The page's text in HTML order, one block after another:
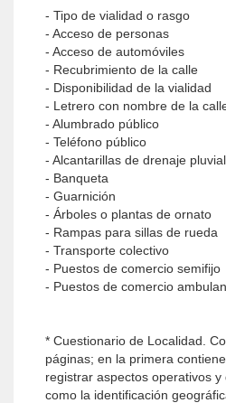
- Tipo de vialidad o rasgo
- Acceso de personas
- Acceso de automóviles
- Recubrimiento de la calle
- Disponibilidad de la vialidad
- Letrero con nombre de la
- Alumbrado público
- Teléfono público
- Alcantarillas de drenaje pluvial
- Banqueta
- Guarnición
- Árboles o plantas de ornato
- Rampas para sillas de rueda
- Transporte colectivo
- Puestos de comercio semifijo
- Puestos de comercio
* Cuestionario de Localidad.
páginas; en la primera
registrar aspectos operativos y
como la identificación